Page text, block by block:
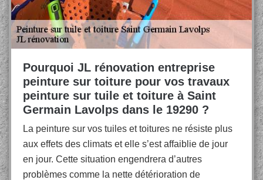
Pourquoi JL rénovation entreprise
peinture sur toiture pour vos travaux
peinture sur tuile et toiture à Saint
Germain Lavolps dans le 19290 ?
La peinture sur vos tuiles et toitures ne résiste plus
aux effets des climats et elle s’est affaiblie de jour
en jour. Cette situation engendrera d’autres
problèmes comme la nette détérioration de